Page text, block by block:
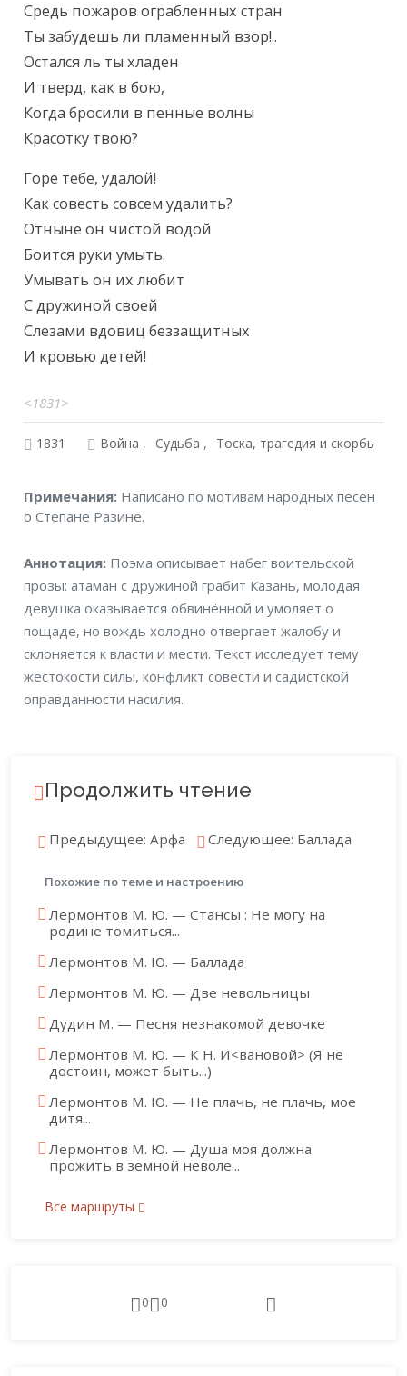
Средь пожаров ограбленных стран
Ты забудешь ли пламенный взор!..
Остался ль ты хладен
И тверд, как в бою,
Когда бросили в пенные волны
Красотку твою?
Горе тебе, удалой!
Как совесть совсем удалить?
Отныне он чистой водой
Боится руки умыть.
Умывать он их любит
С дружиной своей
Слезами вдовиц беззащитных
И кровью детей!
<1831>
1831 Война Судьба Тоска, трагедия и скорбь
Примечания
Примечания: Написано по мотивам народных песен
о Степане Разине.
Аннотация
Аннотация: Поэма описывает набег воительской
прозы: атаман с дружиной грабит Казань, молодая
девушка оказывается обвинённой и умоляет о
пощаде, но вождь холодно отвергает жалобу и
склоняется к власти и мести. Текст исследует тему
жестокости силы, конфликт совести и садистской
оправданности насилия.
Продолжить чтение
Предыдущее: Арфа Следующее: Баллада
Похожие по теме и настроению
Лермонтов М. Ю. — Стансы : Не могу на
родине томиться...
Лермонтов М. Ю. — Баллада
Лермонтов М. Ю. — Две невольницы
Дудин М. — Песня незнакомой девочке
Лермонтов М. Ю. — К Н. И<вановой> (Я не
достоин, может быть...)
Лермонтов М. Ю. — Не плачь, не плачь, мое
дитя...
Лермонтов М. Ю. — Душа моя должна
прожить в земной неволе...
Все маршруты
0 0